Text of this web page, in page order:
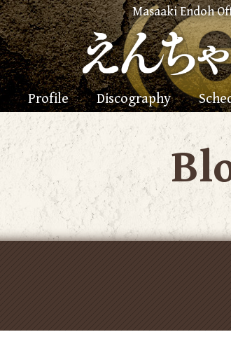
Masaaki Endoh
Profile Discography